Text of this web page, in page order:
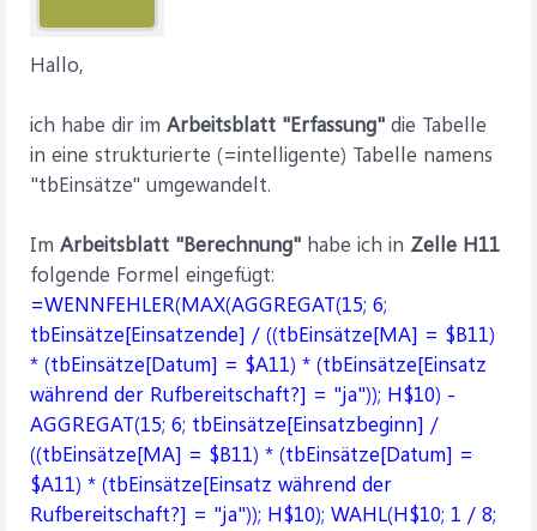
Hallo,
ich habe dir im Arbeitsblatt "Erfassung" die Tabelle
in eine strukturierte (=intelligente) Tabelle namens
"tbEinsätze" umgewandelt.
Im Arbeitsblatt "Berechnung" habe ich in Zelle H11
folgende Formel eingefügt:
=WENNFEHLER(MAX(AGGREGAT(15; 6;
tbEinsätze[Einsatzende] / ((tbEinsätze[MA] = $B11)
* (tbEinsätze[Datum] = $A11) * (tbEinsätze[Einsatz
während der Rufbereitschaft?] = "ja")); H$10) -
AGGREGAT(15; 6; tbEinsätze[Einsatzbeginn] /
((tbEinsätze[MA] = $B11) * (tbEinsätze[Datum] =
$A11) * (tbEinsätze[Einsatz während der
Rufbereitschaft?] = "ja")); H$10); WAHL(H$10; 1 / 8;